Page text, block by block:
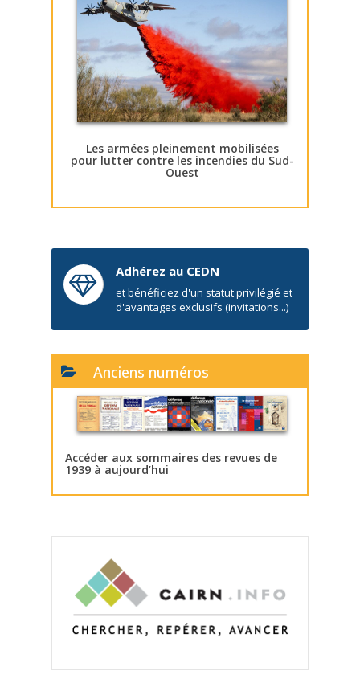
Les armées pleinement mobilisées
pour lutter contre les incendies du Sud-
Ouest
Adhérez au CEDN
et bénéficiez d'un statut privilégié et
d'avantages exclusifs (invitations...)
Anciens numéros
Accéder aux sommaires des revues de
1939 à aujourd’hui